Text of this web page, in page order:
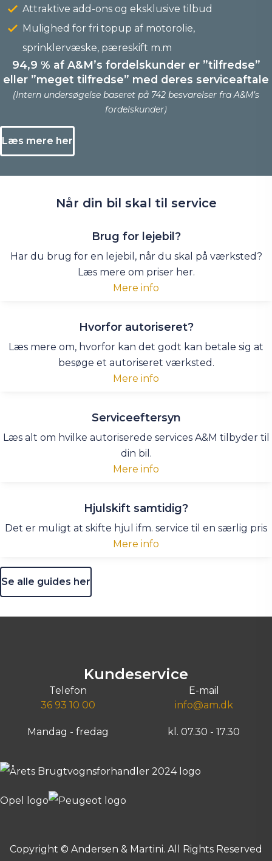
Attraktive add-ons og eksklusive tilbud
Mulighed for fri topup af motorolie,
sprinklervæske, pæreskift m.m
94,9 % af A&M’s fordelskunder er ”tilfredse”
eller ”meget tilfredse” med deres serviceaftale
(Intern undersøgelse baseret på 742 besvarelser fra A&M’s
fordelskunder)
Læs mere her
Når din bil skal til service
Brug for lejebil?
Har du brug for en lejebil, når du skal på værksted?
Læs mere om priser her.
Mere info
Hvorfor autoriseret?
Læs mere om, hvorfor kan det godt kan betale sig at
besøge et autoriseret værksted.
Mere info
Serviceeftersyn
Læs alt om hvilke autoriserede services A&M tilbyder til
din bil.
Mere info
Hjulskift samtidig?
Det er muligt at skifte hjul ifm. service til en særlig pris
Mere info
Se alle guides her
Kundeservice
Telefon
36 93 10 00
E-mail
info@am.dk
Mandag - fredag kl. 07.30 - 17.30
Copyright © Andersen & Martini. All Rights Reserved